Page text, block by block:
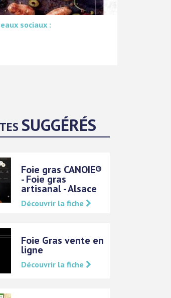
sociaux :
SUGGÉRÉS
Foie gras CANOIE®
- Foie gras
artisanal - Alsace
Découvrir la fiche
Foie Gras vente en
ligne
Découvrir la fiche